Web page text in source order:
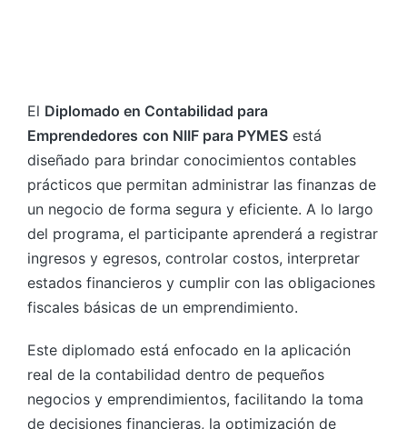
El Diplomado en Contabilidad para
Emprendedores con NIIF para PYMES está
diseñado para brindar conocimientos contables
prácticos que permitan administrar las finanzas de
un negocio de forma segura y eficiente. A lo largo
del programa, el participante aprenderá a registrar
ingresos y egresos, controlar costos, interpretar
estados financieros y cumplir con las obligaciones
fiscales básicas de un emprendimiento.
Este diplomado está enfocado en la aplicación
real de la contabilidad dentro de pequeños
negocios y emprendimientos, facilitando la toma
de decisiones financieras, la optimización de